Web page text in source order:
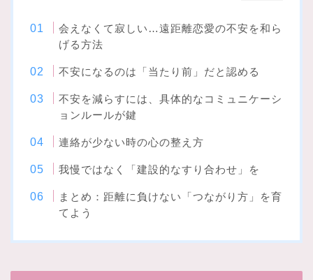
会えなくて寂しい…遠距離恋愛の不安を和ら
げる方法
不安になるのは「当たり前」だと認める
不安を減らすには、具体的なコミュニケーシ
ョンルールが鍵
連絡が少ない時の心の整え方
我慢ではなく「建設的なすり合わせ」を
まとめ：距離に負けない「つながり方」を育
てよう